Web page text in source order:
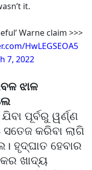
it.
Warne claim >>>
HwLEGSEOA5
7, 2022
ଝାଳ
ପୂର୍ବରୁ ୱର୍ଣ୍ଣ
କରିବା ଲାଗି
ହୃଦ୍‌ଘାତ ହେବାର
ଖାଦ୍ୟ